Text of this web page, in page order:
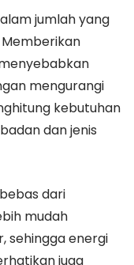
jumlah yang
mengurangi
kebutuhan
dan jenis
dari
mudah
sehingga energi
juga